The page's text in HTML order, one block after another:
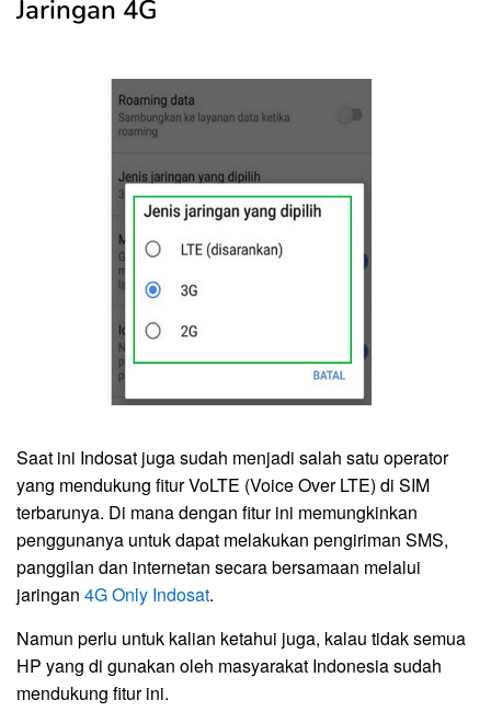
Jaringan 4G
Saat ini Indosat juga sudah menjadi salah satu operator
yang mendukung fitur VoLTE (Voice Over LTE) di SIM
terbarunya. Di mana dengan fitur ini memungkinkan
penggunanya untuk dapat melakukan pengiriman SMS,
panggilan dan internetan secara bersamaan melalui
jaringan 4G Only Indosat.
Namun perlu untuk kalian ketahui juga, kalau tidak semua
HP yang di gunakan oleh masyarakat Indonesia sudah
mendukung fitur ini.